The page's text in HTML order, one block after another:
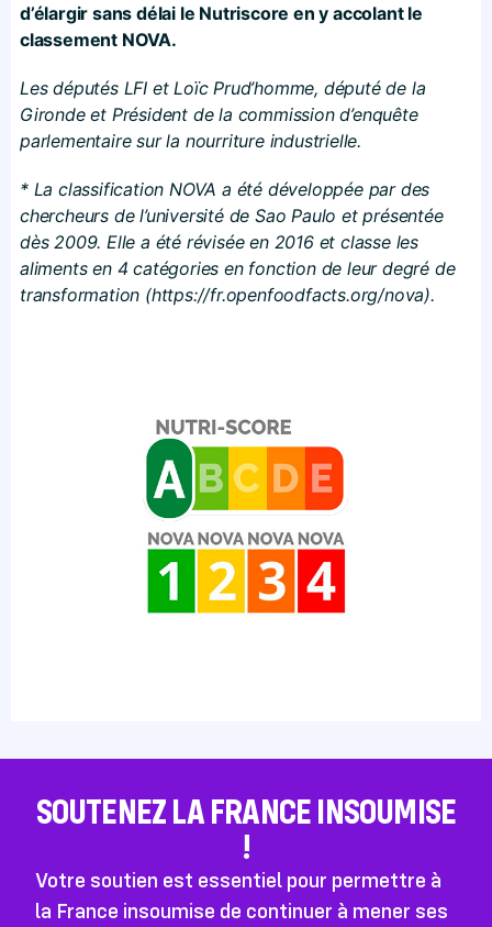
d’élargir sans délai le Nutriscore en y accolant le
classement NOVA.
Les députés LFI et Loïc Prud’homme, député de la
Gironde et Président de la commission d’enquête
parlementaire sur la nourriture industrielle.
* La classification NOVA a été développée par des
chercheurs de l’université de Sao Paulo et présentée
dès 2009. Elle a été révisée en 2016 et classe les
aliments en 4 catégories en fonction de leur degré de
transformation (https://​fr​.openfoodfacts​.org/​n​ova).
SOUTENEZ LA FRANCE INSOUMISE
!
Votre soutien est essentiel pour permettre à
la France insoumise de continuer à mener ses